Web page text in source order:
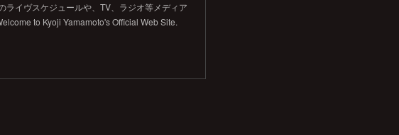
イヴスケジュールや、TV、ラジオ等メディア
to Kyoji Yamamoto's Official Web Site.